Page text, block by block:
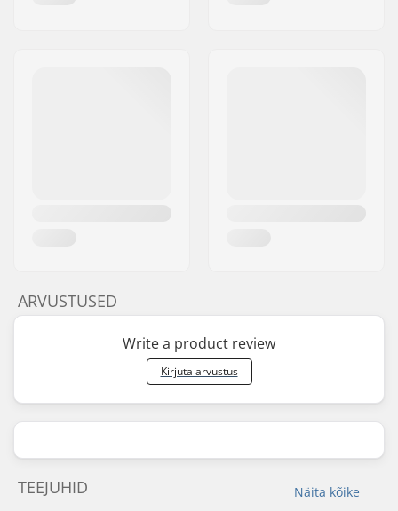
ARVUSTUSED
Write a product review
Kirjuta arvustus
Näita kõike
TEEJUHID